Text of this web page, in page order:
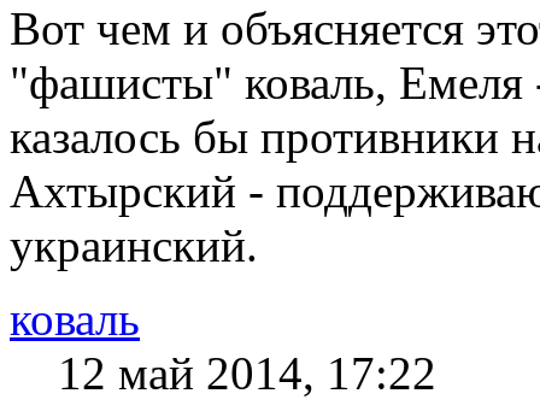
Вот чем и объясняется
"фашисты" коваль, Емеля
казалось бы противники
Ахтырский -
украинский.
коваль
12 май 2014, 17:22